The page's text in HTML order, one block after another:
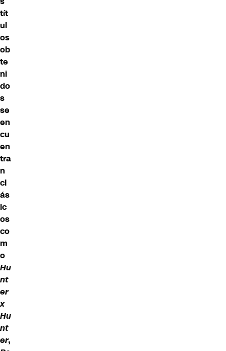
tít
ul
os
ob
te
ni
do
s
se
en
cu
en
tra
n
cl
ás
ic
os
co
m
o
Hu
nt
er
x
Hu
nt
er,